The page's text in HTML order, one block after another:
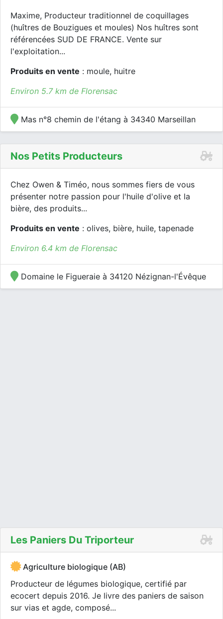
Maxime, Producteur traditionnel de coquillages
(huîtres de Bouzigues et moules) Nos huîtres sont
référencées SUD DE FRANCE. Vente sur
l'exploitation...
Produits en vente : moule, huitre
Environ 5.7 km de Florensac
Mas n°8 chemin de l'étang à 34340 Marseillan
Nos Petits Producteurs
Chez Owen & Timéo, nous sommes fiers de vous
présenter notre passion pour l'huile d'olive et la
bière, des produits...
Produits en vente : olives, bière, huile, tapenade
Environ 6.4 km de Florensac
Domaine le Figueraie à 34120 Nézignan-l'Évêque
Les Paniers Du Triporteur
Agriculture biologique (AB)
Producteur de légumes biologique, certifié par
ecocert depuis 2016. Je livre des paniers de saison
sur vias et agde, composé...